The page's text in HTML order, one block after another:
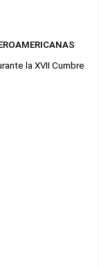
la XVII Cumbre